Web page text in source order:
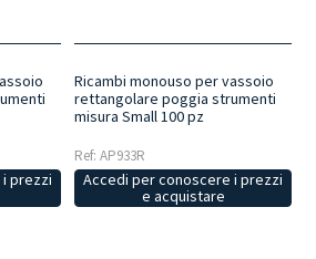
prezzi
Ricambi monouso per vassoio
rettangolare poggia strumenti
misura Small 100 pz
Ref: AP933R
Accedi per conoscere i prezzi
e acquistare